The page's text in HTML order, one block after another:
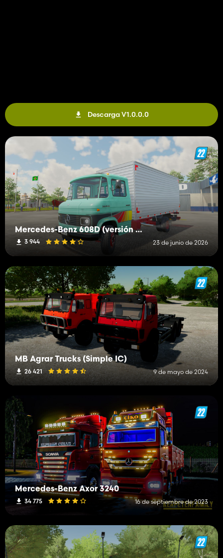
Descarga V1.0.0.0
Mercedes-Benz 608D (versión alargada)
3 944 23 de junio de 2026
MB Agrar Trucks (Simple IC)
26 421 9 de mayo de 2024
Mercedes-Benz Axor 3240
34 775 16 de septiembre de 2023